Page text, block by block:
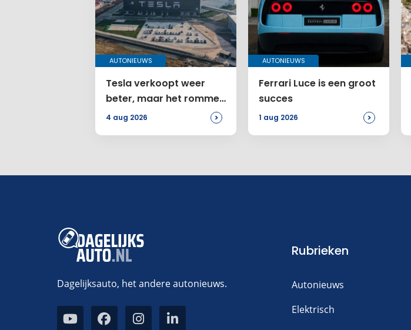
AUTONIEUWS
Tesla verkoopt weer
beter, maar het rommelt
bij de Amerikanen
4 aug 2026 >
AUTONIEUWS
Ferrari Luce is een groot
succes
1 aug 2026 >
Dagelijksauto, het andere autonieuws.
Rubrieken
Autonieuws
Elektrisch